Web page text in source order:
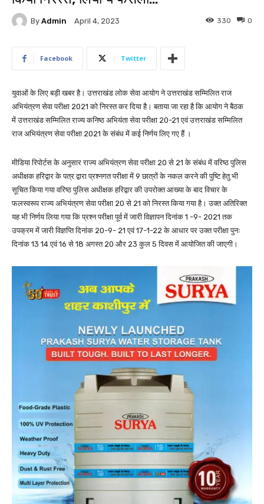
By Admin April 4, 2023 0
330
Facebook Twitter
युवाओं के लिए बड़ी खबर है। उत्तराखंड लोक सेवा आयोग ने उत्तराखंड सम्मिलित राज
अभियंत्रण सेवा परीक्षा 2021 को निरस्त कर दिया है। बताया जा रहा है कि आयोग ने बैठक
में उत्तराखंड सम्मिलित राज्य कनिष्ठ अभियंता सेवा परीक्षा 20-21 एवं उत्तराखंड सम्मिलित
राज अभियंत्रण सेवा परीक्षा 2021 के संबंध में कई निर्णय लिए गए हैं ।
मीडिया रिपोर्टस के अनुसार राज्य अभियंत्रण सेवा परीक्षा 20 से 21 के संबंध में वरिष्ठ पुलिस
अधीक्षक हरिद्वार के पत्र द्वारा प्रश्नगत परीक्षा में 9 छात्रों के नकल करने की पुष्टि हेतु भी
सूचित किया गया वरिष्ठ पुलिस अधीक्षक हरिद्वार की उपरोक्त आख्या के बाद विचार के
फलस्वरूप राज्य अभियंत्रण सेवा परीक्षा 20 से 21 को निरस्त किया गया है। उक्त अतिरिक्त
यह भी निर्णय लिया गया कि प्रश्न परीक्षा पूर्व में जारी विज्ञापन दिनांक 1 -9- 2021 तक
उपक्रम में जारी विज्ञप्ति दिनांक 20-9- 21 एवं 17-1-22 के आधार पर उक्त परीक्षा पुनः
दिनांक 13 14 एवं 16 से 18 अगस्त 20 और 23 कुल 5 दिवस में आयोजित की जाएगी।